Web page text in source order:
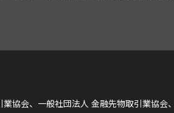
協会、一般社団法人 金融先物取引業協会、